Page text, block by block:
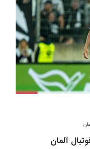
آلمان